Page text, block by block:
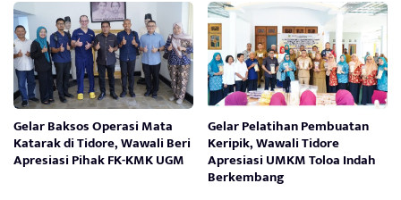
Gelar Baksos Operasi Mata
Katarak di Tidore, Wawali Beri
Apresiasi Pihak FK-KMK UGM
Gelar Pelatihan Pembuatan
Keripik, Wawali Tidore
Apresiasi UMKM Toloa Indah
Berkembang